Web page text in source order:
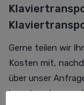
Gerne teilen wir
Kosten mit,
über unser
beantworten uns